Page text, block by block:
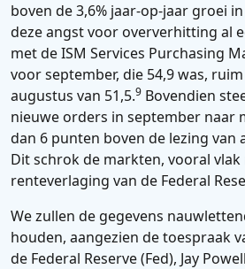
boven de 3,6% jaar-op-jaar groei
deze angst voor oververhitting al
met de ISM Services Purchasing
voor september, die 54,9 was,
augustus van 51,5.9 Bovendien
nieuwe orders in september naar
dan 6 punten boven de lezing van
Dit schrok de markten, vooral
renteverlaging van de Federal
We zullen de gegevens
houden, aangezien de toespraak
de Federal Reserve (Fed), Jay